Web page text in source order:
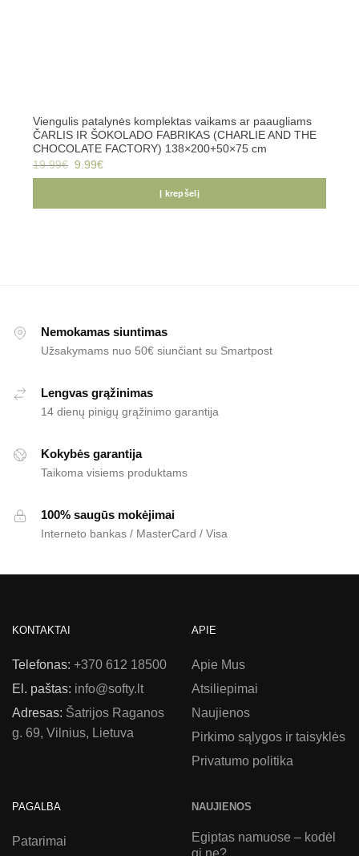
Viengulis patalynės komplektas vaikams ar paaugliams
ČARLIS IR ŠOKOLADO FABRIKAS (CHARLIE AND THE
CHOCOLATE FACTORY) 138×200+50×75 cm
19.99€ Original
9.99€Current
Į krepšelį
Nemokamas siuntimas
Užsakymams nuo 50€ siunčiant su Smartpost
Lengvas grąžinimas
14 dienų pinigų grąžinimo garantija
Kokybės garantija
Taikoma visiems produktams
100% saugūs mokėjimai
Interneto bankas / MasterCard / Visa
KONTAKTAI
Telefonas: +370 612 18500
El. paštas: info@softy.lt
Adresas: Šatrijos Raganos
g. 69, Vilnius, Lietuva
APIE
Apie Mus
Atsiliepimai
Naujienos
Pirkimo sąlygos ir taisyklės
Privatumo politika
PAGALBA
Patarimai
NAUJIENOS
Egiptas namuose – kodėl
gi ne?